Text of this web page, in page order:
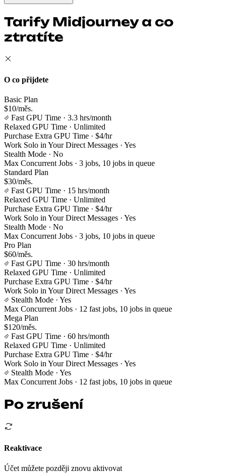
Tarify Midjourney a co
ztratíte
O co přijdete
Basic Plan
$10/měs.
Fast GPU Time · 3.3 hrs/month
Relaxed GPU Time · Unlimited
Purchase Extra GPU Time · $4/hr
Work Solo in Your Direct Messages · Yes
Stealth Mode · No
Max Concurrent Jobs · 3 jobs, 10 jobs in queue
Standard Plan
$30/měs.
Fast GPU Time · 15 hrs/month
Relaxed GPU Time · Unlimited
Purchase Extra GPU Time · $4/hr
Work Solo in Your Direct Messages · Yes
Stealth Mode · No
Max Concurrent Jobs · 3 jobs, 10 jobs in queue
Pro Plan
$60/měs.
Fast GPU Time · 30 hrs/month
Relaxed GPU Time · Unlimited
Purchase Extra GPU Time · $4/hr
Work Solo in Your Direct Messages · Yes
Stealth Mode · Yes
Max Concurrent Jobs · 12 fast jobs, 10 jobs in queue
Mega Plan
$120/měs.
Fast GPU Time · 60 hrs/month
Relaxed GPU Time · Unlimited
Purchase Extra GPU Time · $4/hr
Work Solo in Your Direct Messages · Yes
Stealth Mode · Yes
Max Concurrent Jobs · 12 fast jobs, 10 jobs in queue
Po zrušení
Reaktivace
Účet můžete později znovu aktivovat